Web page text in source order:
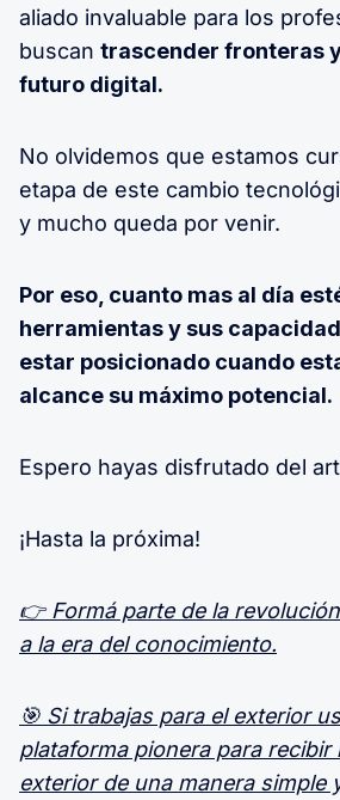
aliado invaluable para los
buscan trascender fronteras
futuro digital.
No olvidemos que estamos
etapa de este cambio
y mucho queda por venir.
Por eso, cuanto mas al día
herramientas y sus
estar posicionado cuando
alcance su máximo potencial.
Espero hayas disfrutado del
¡Hasta la próxima!
👉 Formá parte de la
a la era del conocimiento.
🎯 Si trabajas para el exterior
plataforma pionera para recibir
exterior de una manera simple